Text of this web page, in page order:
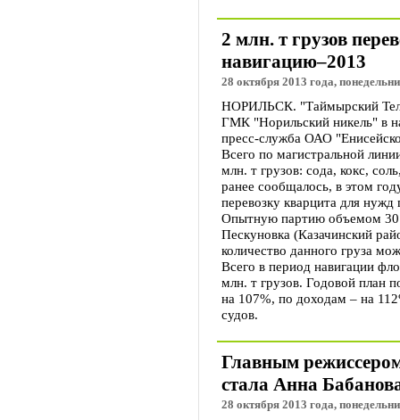
2 млн. т грузов
навигацию–2013
28 октября 2013 года,
НОРИЛЬСК. "Таймырский
ГМК "Норильский никель" в
пресс-служба ОАО
Всего по магистральной
млн. т грузов: сода, кокс,
ранее сообщалось, в этом
перевозку кварцита для
Опытную партию объемом 30
Пескуновка (Казачинский
количество данного груза
Всего в период навигации
млн. т грузов. Годовой план
на 107%, по доходам – на
судов.
Главным
стала Анна
28 октября 2013 года,